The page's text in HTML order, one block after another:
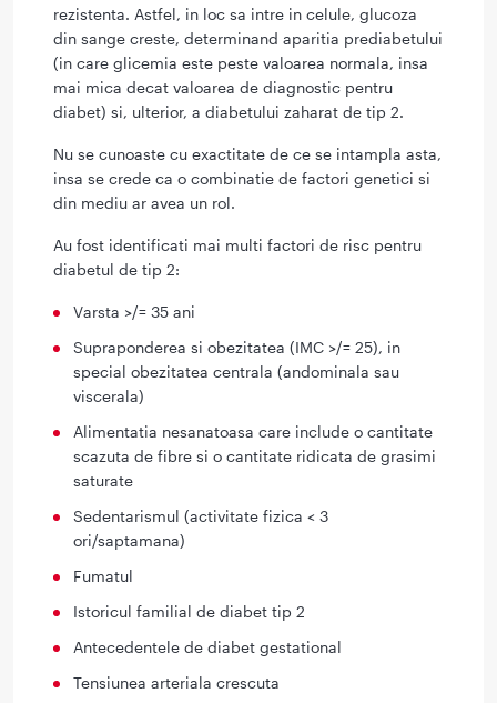
rezistenta. Astfel, in loc sa intre in celule, glucoza
din sange creste, determinand aparitia prediabetului
(in care glicemia este peste valoarea normala, insa
mai mica decat valoarea de diagnostic pentru
diabet) si, ulterior, a diabetului zaharat de tip 2.
Nu se cunoaste cu exactitate de ce se intampla asta,
insa se crede ca o combinatie de factori genetici si
din mediu ar avea un rol.
Au fost identificati mai multi factori de risc pentru
diabetul de tip 2:
Varsta >/= 35 ani
Supraponderea si obezitatea (IMC >/= 25), in
special obezitatea centrala (andominala sau
viscerala)
Alimentatia nesanatoasa care include o cantitate
scazuta de fibre si o cantitate ridicata de grasimi
saturate
Sedentarismul (activitate fizica < 3
ori/saptamana)
Fumatul
Istoricul familial de diabet tip 2
Antecedentele de diabet gestational
Tensiunea arteriala crescuta